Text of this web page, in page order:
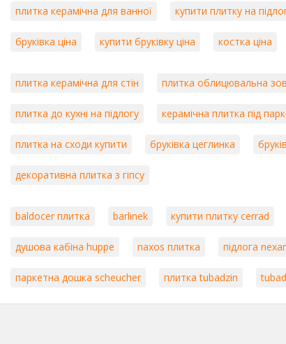
плитка керамічна для ванної купити плитку на
бруківка ціна купити бруківку ціна костка ціна
плитка керамічна для стін плитка облицювальна
плитка до кухні на підлогу керамічна плитка під
плитка на сходи купити бруківка цеглинка
декоративна плитка з гіпсу
baldocer плитка barlinek купити плитку cerrad
душова кабіна huppe naxos плитка підлога
паркетна дошка scheucher плитка tubadzin